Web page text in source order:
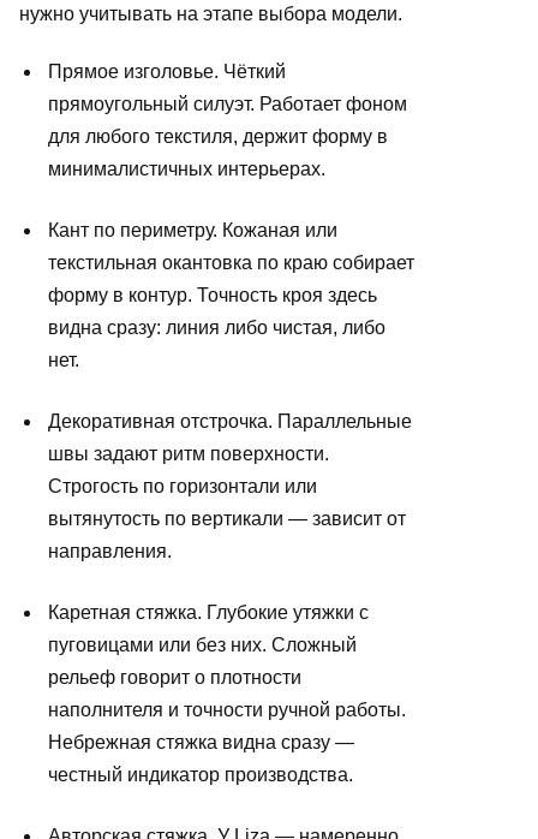
нужно учитывать на этапе выбора модели.
Прямое изголовье. Чёткий
прямоугольный силуэт. Работает фоном
для любого текстиля, держит форму в
минималистичных интерьерах.
Кант по периметру. Кожаная или
текстильная окантовка по краю собирает
форму в контур. Точность кроя здесь
видна сразу: линия либо чистая, либо
нет.
Декоративная отстрочка. Параллельные
швы задают ритм поверхности.
Строгость по горизонтали или
вытянутость по вертикали — зависит от
направления.
Каретная стяжка. Глубокие утяжки с
пуговицами или без них. Сложный
рельеф говорит о плотности
наполнителя и точности ручной работы.
Небрежная стяжка видна сразу —
честный индикатор производства.